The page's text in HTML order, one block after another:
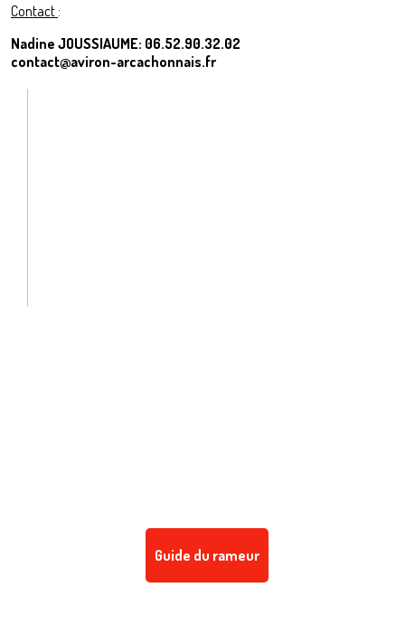
Contact :
Nadine JOUSSIAUME: 06.52.90.32.02
contact@aviron-arcachonnais.fr
Guide du rameur